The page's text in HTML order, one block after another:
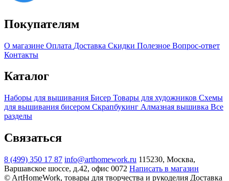
Покупателям
О магазине Оплата Доставка Скидки Полезное Вопрос-ответ
Контакты
Каталог
Наборы для вышивания Бисер Товары для художников Схемы
для вышивания бисером Скрапбукинг Алмазная вышивка Все
разделы
Связаться
8 (499) 350 17 87 info@arthomework.ru 115230, Москва,
Варшавское шоссе, д.42, офис 0072 Написать в магазин
© ArtHomeWork, товары для творчества и рукоделия Доставка